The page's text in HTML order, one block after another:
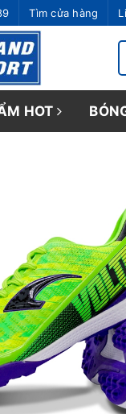
Tìm cửa hàng
HOT